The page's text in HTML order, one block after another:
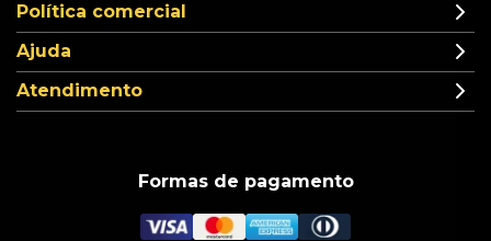
Política comercial
Ajuda
Atendimento
Formas de pagamento